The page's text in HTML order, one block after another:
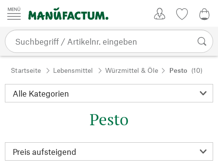
Zum Inhalt springen
Startseite Lebensmittel Würzmittel & Öle Pesto (10)
Pesto